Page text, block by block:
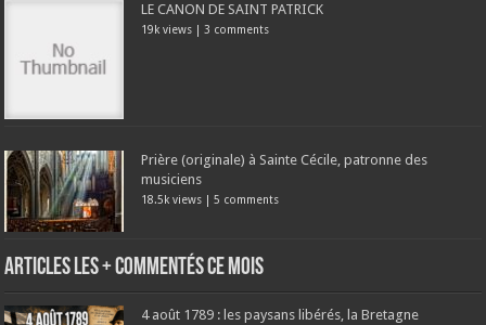
LE CANON DE SAINT PATRICK
19k views | 3 comments
Prière (originale) à Sainte Cécile, patronne des
musiciens
18.5k views |5 comments
Articles les + commentés ce mois
4 août 1789 : les paysans libérés, la Bretagne